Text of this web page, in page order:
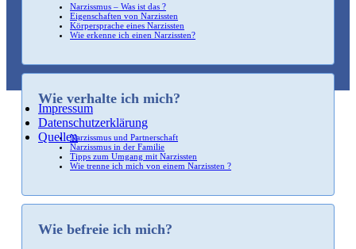
Narzissmus – Was ist das ?
Eigenschaften von Narzissten
Körpersprache eines Narzissten
Wie erkenne ich einen Narzissten?
Wie verhalte ich mich?
Narzissmus und Partnerschaft
Narzissmus in der Familie
Tipps zum Umgang mit Narzissten
Wie trenne ich mich von einem Narzissten ?
Wie befreie ich mich?
Impressum
Datenschutzerklärung
Quellen